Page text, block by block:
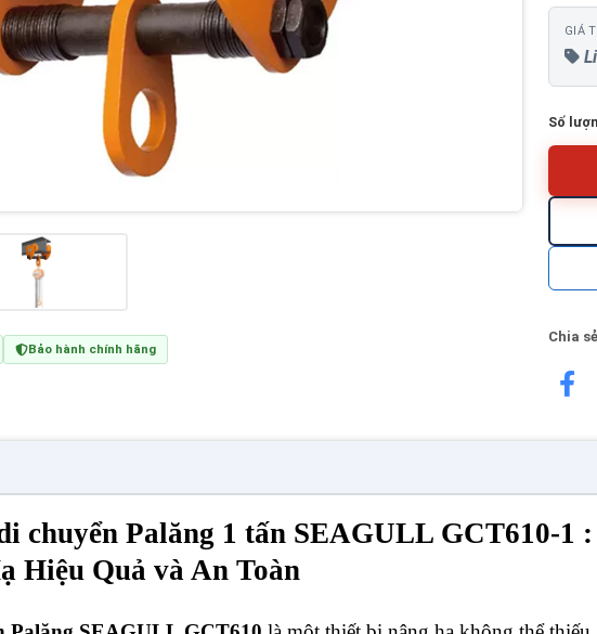
Bảo hành chính hãng
GIÁ
Số
Chia
chuyển Palăng 1 tấn SEAGULL GCT610-1 :
Hiệu Quả và An Toàn